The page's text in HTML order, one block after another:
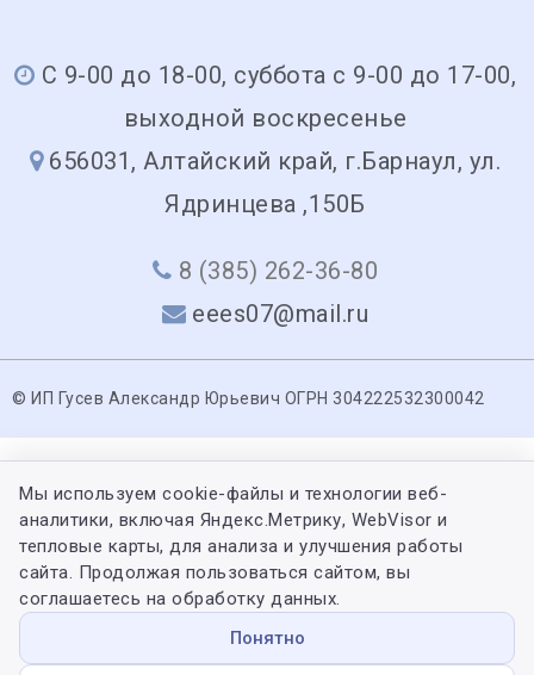
С 9-00 до 18-00, суббота с 9-00 до 17-00,
выходной воскресенье
656031, Алтайский край, г.Барнаул, ул.
Ядринцева ,150Б
8 (385) 262-36-80
eees07@mail.ru
© ИП Гусев Александр Юрьевич ОГРН 304222532300042
Мы используем cookie-файлы и технологии веб-
аналитики, включая Яндекс.Метрику, WebVisor и
тепловые карты, для анализа и улучшения работы
сайта. Продолжая пользоваться сайтом, вы
соглашаетесь на обработку данных.
Понятно